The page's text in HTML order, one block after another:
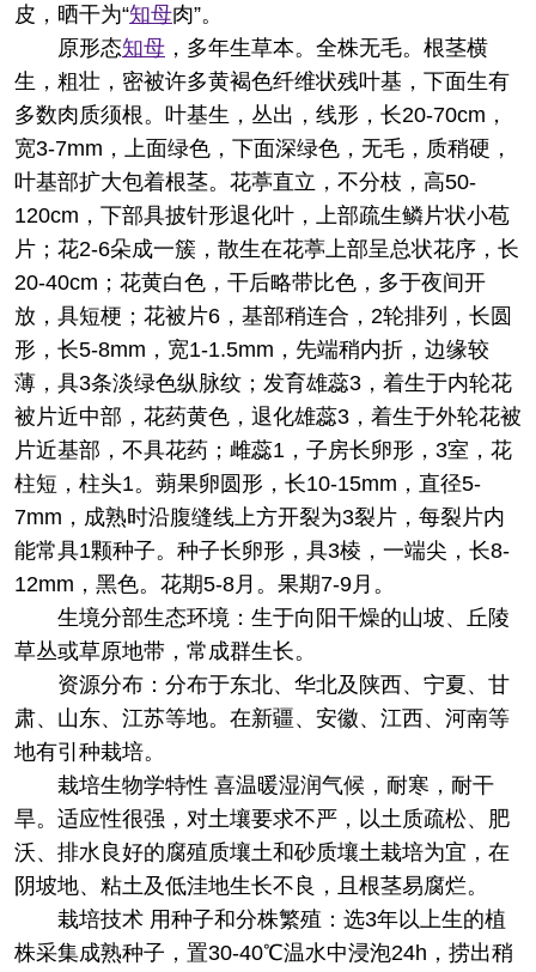
皮，晒干为“知母肉”。
原形态知母 ，多年生草本。全株无毛。根茎横
生，粗壮，密被许多黄褐色纤维状残叶基，下面生有
多数肉质须根。叶基生，丛出，线形，长20-70cm，
宽3-7mm，上面绿色，下面深绿色，无毛，质稍硬，
叶基部扩大包着根茎。花葶直立，不分枝，高50-
120cm，下部具披针形退化叶，上部疏生鳞片状小苞
片；花2-6朵成一簇，散生在花葶上部呈总状花序，长
20-40cm；花黄白色，干后略带比色，多于夜间开
放，具短梗；花被片6，基部稍连合，2轮排列，长圆
形，长5-8mm，宽1-1.5mm，先端稍内折，边缘较
薄，具3条淡绿色纵脉纹；发育雄蕊3，着生于内轮花
被片近中部，花药黄色，退化雄蕊3，着生于外轮花被
片近基部，不具花药；雌蕊1，子房长卵形，3室，花
柱短，柱头1。蒴果卵圆形，长10-15mm，直径5-
7mm，成熟时沿腹缝线上方开裂为3裂片，每裂片内
能常具1颗种子。种子长卵形，具3棱，一端尖，长8-
12mm，黑色。花期5-8月。果期7-9月。
生境分部生态环境：生于向阳干燥的山坡、丘陵
草丛或草原地带，常成群生长。
资源分布：分布于东北、华北及陕西、宁夏、甘
肃、山东、江苏等地。在新疆、安徽、江西、河南等
地有引种栽培。
栽培生物学特性 喜温暖湿润气候，耐寒，耐干
旱。适应性很强，对土壤要求不严，以土质疏松、肥
沃、排水良好的腐殖质壤土和砂质壤土栽培为宜，在
阴坡地、粘土及低洼地生长不良，且根茎易腐烂。
栽培技术 用种子和分株繁殖：选3年以上生的植
株采集成熟种子，置30-40℃温水中浸泡24h，捞出稍